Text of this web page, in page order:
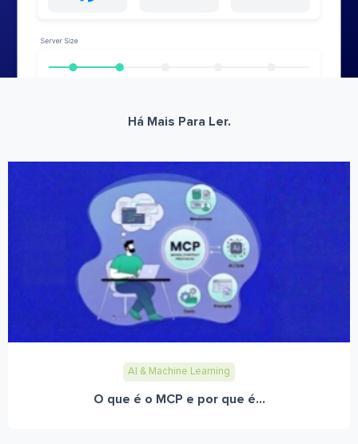
Há Mais Para Ler.
AI & Machine Learning
O que é o MCP e por que é...